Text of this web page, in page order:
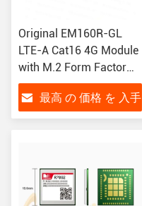
Original EM160R-GL
LTE-A Cat16 4G Module
with M.2 Form Factor
for Global IoT
Applications
最高 の 価格 を 入手